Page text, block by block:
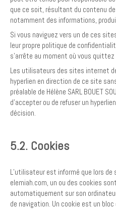
que ce soit, résultant du contenu
notamment des informations,
Si vous naviguez vers un de ces
leur propre politique de
s’arrête au moment où vous
Les utilisateurs des sites internet
hyperlien en direction de ce site
préalable de Hélène SARL BOUET
d’accepter ou de refuser un
décision.
5.2. Cookies
L’utilisateur est informé que lors
elemiah.com, un ou des cookies
automatiquement sur son
de navigation. Un cookie est un